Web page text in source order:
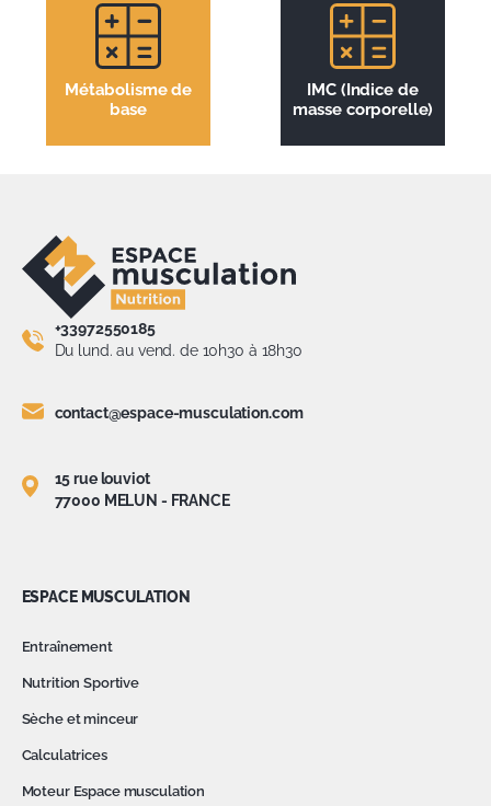
Métabolisme de
base
IMC (Indice de
masse corporelle)
+33972550185
Du lund. au vend. de 10h30 à 18h30
contact@espace-musculation.com
15 rue louviot
77000 MELUN - FRANCE
ESPACE MUSCULATION
Entraînement
Nutrition Sportive
Sèche et minceur
Calculatrices
Moteur Espace musculation